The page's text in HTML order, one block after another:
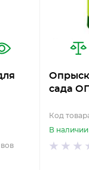
сада
Код
В наличии